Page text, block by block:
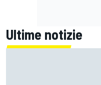
Ultime notizie